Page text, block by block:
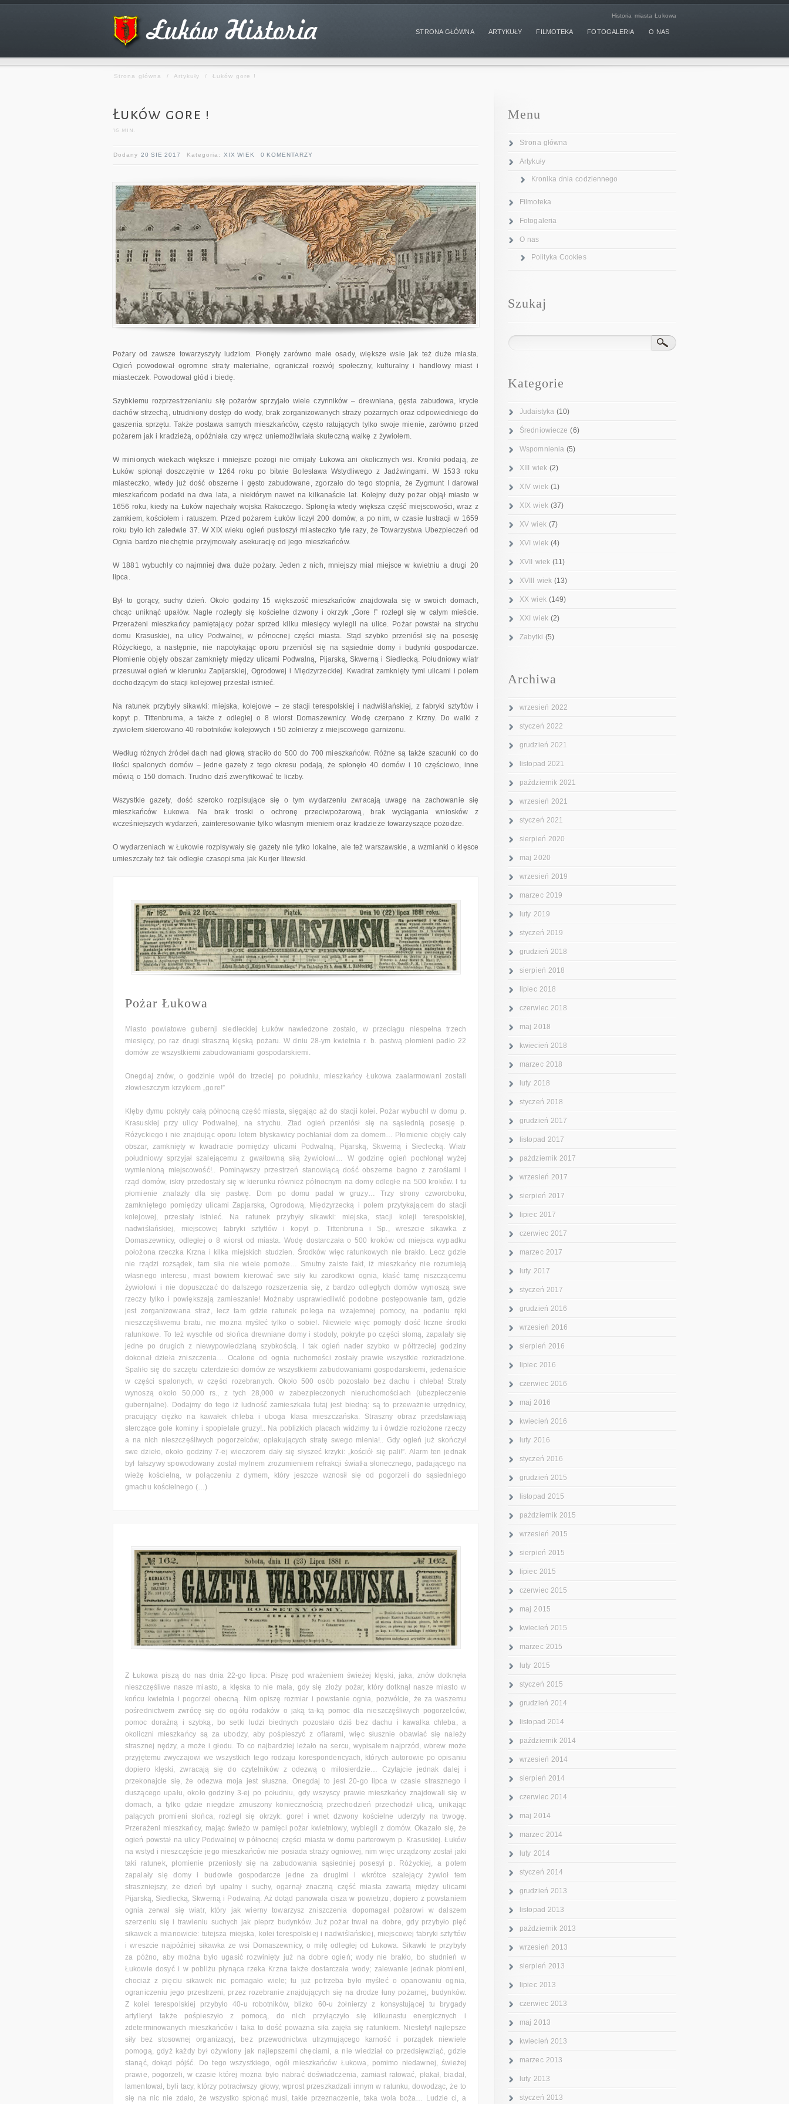
Historia miasta Łukowa
STRONA GŁÓWNA ARTYKUŁY FILMOTEKA FOTOGALERIA O NAS
Strona główna / Artykuły / Łuków gore !
Łuków gore !
16 min.
Dodany 20 SIE 2017 Kategoria: XIX WIEK 0 KOMENTARZY
Pożary od zawsze towarzyszyły ludziom. Płonęły zarówno małe osady, większe wsie jak też duże miasta.
Ogień powodował ogromne straty materialne, ograniczał rozwój społeczny, kulturalny i handlowy miast i
miasteczek. Powodował głód i biedę.
Szybkiemu rozprzestrzenianiu się pożarów sprzyjało wiele czynników – drewniana, gęsta zabudowa, krycie
dachów strzechą, utrudniony dostęp do wody, brak zorganizowanych straży pożarnych oraz odpowiedniego do
gaszenia sprzętu. Także postawa samych mieszkańców, często ratujących tylko swoje mienie, zarówno przed
pożarem jak i kradzieżą, opóźniała czy wręcz uniemożliwiała skuteczną walkę z żywiołem.
W minionych wiekach większe i mniejsze pożogi nie omijały Łukowa ani okolicznych wsi. Kroniki podają, że
Łuków spłonął doszczętnie w 1264 roku po bitwie Bolesława Wstydliwego z Jadźwingami. W 1533 roku
miasteczko, wtedy już dość obszerne i gęsto zabudowane, zgorzało do tego stopnia, że Zygmunt I darował
mieszkańcom podatki na dwa lata, a niektórym nawet na kilkanaście lat. Kolejny duży pożar objął miasto w
1656 roku, kiedy na Łuków najechały wojska Rakoczego. Spłonęła wtedy większa część miejscowości, wraz z
zamkiem, kościołem i ratuszem. Przed pożarem Łuków liczył 200 domów, a po nim, w czasie lustracji w 1659
roku było ich zaledwie 37. W XIX wieku ogień pustoszył miasteczko tyle razy, że Towarzystwa Ubezpieczeń od
Ognia bardzo niechętnie przyjmowały asekurację od jego mieszkańców.
W 1881 wybuchły co najmniej dwa duże pożary. Jeden z nich, mniejszy miał miejsce w kwietniu a drugi 20
lipca.
Był to gorący, suchy dzień. Około godziny 15 większość mieszkańców znajdowała się w swoich domach,
chcąc uniknąć upałów. Nagle rozległy się kościelne dzwony i okrzyk „Gore !” rozległ się w całym mieście.
Przerażeni mieszkańcy pamiętający pożar sprzed kilku miesięcy wylegli na ulice. Pożar powstał na strychu
domu Krasuskiej, na ulicy Podwalnej, w północnej części miasta. Stąd szybko przeniósł się na posesję
Różyckiego, a następnie, nie napotykając oporu przeniósł się na sąsiednie domy i budynki gospodarcze.
Płomienie objęły obszar zamknięty między ulicami Podwalną, Pijarską, Skwerną i Siedlecką. Południowy wiatr
przesuwał ogień w kierunku Zapijarskiej, Ogrodowej i Międzyrzeckiej. Kwadrat zamknięty tymi ulicami i polem
dochodzącym do stacji kolejowej przestał istnieć.
Na ratunek przybyły sikawki: miejska, kolejowe – ze stacji terespolskiej i nadwiślańskiej, z fabryki sztyftów i
kopyt p. Tittenbruma, a także z odległej o 8 wiorst Domaszewnicy. Wodę czerpano z Krzny. Do walki z
żywiołem skierowano 40 robotników kolejowych i 50 żołnierzy z miejscowego garnizonu.
Według różnych źródeł dach nad głową straciło do 500 do 700 mieszkańców. Różne są także szacunki co do
ilości spalonych domów – jedne gazety z tego okresu podają, że spłonęło 40 domów i 10 częściowo, inne
mówią o 150 domach. Trudno dziś zweryfikować te liczby.
Wszystkie gazety, dość szeroko rozpisujące się o tym wydarzeniu zwracają uwagę na zachowanie się
mieszkańców Łukowa. Na brak troski o ochronę przeciwpożarową, brak wyciągania wniosków z
wcześniejszych wydarzeń, zainteresowanie tylko własnym mieniem oraz kradzieże towarzyszące pożodze.
O wydarzeniach w Łukowie rozpisywały się gazety nie tylko lokalne, ale też warszawskie, a wzmianki o klęsce
umieszczały też tak odległe czasopisma jak Kurjer litewski.
Pożar Łukowa
Miasto powiatowe gubernji siedleckiej Łuków nawiedzone zostało, w przeciągu niespełna trzech
miesięcy, po raz drugi straszną klęską pożaru. W dniu 28-ym kwietnia r. b. pastwą płomieni padło 22
domów ze wszystkiemi zabudowaniami gospodarskiemi.
Onegdaj znów, o godzinie wpół do trzeciej po południu, mieszkańcy Łukowa zaalarmowani zostali
złowieszczym krzykiem „gore!”
Kłęby dymu pokryły całą północną część miasta, sięgając aż do stacji kolei. Pożar wybuchł w domu p.
Krasuskiej przy ulicy Podwalnej, na strychu. Ztad ogień przeniósł się na sąsiednią posesję p.
Różyckiego i nie znajdując oporu lotem błyskawicy pochłaniał dom za domem… Płomienie objęły cały
obszar, zamknięty w kwadracie pomiędzy ulicami Podwalną, Pijarską, Skwerną i Sieclecką. Wiatr
południowy sprzyjał szalejącemu z gwałtowną siłą żywiołowi… W godzinę ogień pochłonął wyżej
wymienioną miejscowość!.. Pominąwszy przestrzeń stanowiącą dość obszerne bagno z zaroślami i
rząd domów, iskry przedostały się w kierunku również północnym na domy odległe na 500 kroków. I tu
płomienie znalazły dla się pastwę. Dom po domu padał w gruzy… Trzy strony czworoboku,
zamkniętego pomiędzy ulicami Zapjarską, Ogrodową, Międzyrzecką i polem przytykającem do stacji
kolejowej, przestały istnieć. Na ratunek przybyły sikawki: miejska, stacji koleji terespolskiej,
nadwiślańskiej, miejscowej fabryki sztyftów i kopyt p. Tittenbruna i Sp., wreszcie sikawka z
Domaszewnicy, odległej o 8 wiorst od miasta. Wodę dostarczała o 500 kroków od miejsca wypadku
położona rzeczka Krzna i kilka miejskich studzien. Środków więc ratunkowych nie brakło. Lecz gdzie
nie rządzi rozsądek, tam siła nie wiele pomoże… Smutny zaiste fakt, iż mieszkańcy nie rozumieją
własnego interesu, miast bowiem kierować swe siły ku zarodkowi ognia, kłaść tamę niszczącemu
żywiołowi i nie dopuszczać do dalszego rozszerzenia się, z bardzo odległych domów wynoszą swe
rzeczy tylko i powiększają zamieszanie! Możnaby usprawiedliwić podobne postępowanie tam, gdzie
jest zorganizowana straż, lecz tam gdzie ratunek polega na wzajemnej pomocy, na podaniu ręki
nieszczęśliwemu bratu, nie można myśleć tylko o sobie!. Niewiele więc pomogły dość liczne środki
ratunkowe. To też wyschłe od słońca drewniane domy i stodoły, pokryte po części słomą, zapalały się
jedne po drugich z niewypowiedzianą szybkością. I tak ogień nader szybko w półtrzeciej godziny
dokonał dzieła zniszczenia… Ocalone od ognia ruchomości zostały prawie wszystkie rozkradzione.
Spaliło się do szczętu czterdzieści domów ze wszystkiemi zabudowaniami gospodarskiemi, jedenaście
w części spalonych, w części rozebranych. Około 500 osób pozostało bez dachu i chleba! Straty
wynoszą około 50,000 rs., z tych 28,000 w zabezpieczonych nieruchomościach (ubezpieczenie
gubernjalne). Dodajmy do tego iż ludność zamieszkała tutaj jest biedną: są to przeważnie urzędnicy,
pracujący ciężko na kawałek chleba i uboga klasa mieszczańska. Straszny obraz przedstawiają
sterczące gołe kominy i spopielałe gruzy!.. Na poblizkich placach widzimy tu i ówdzie rozłożone rzeczy
a na nich nieszczęśliwych pogorzelców, opłakujących stratę swego mienia!.. Gdy ogień już skończył
swe dzieło, około godziny 7-ej wieczorem dały się słyszeć krzyki: „kościół się pali!”. Alarm ten jednak
był fałszywy spowodowany został mylnem zrozumieniem refrakcji światła słonecznego, padającego na
wieżę kościelną, w połączeniu z dymem, który jeszcze wznosił się od pogorzeli do sąsiedniego
gmachu kościelnego (…)
Z Łukowa piszą do nas dnia 22-go lipca: Piszę pod wrażeniem świeżej klęski, jaka, znów dotknęła
nieszczęśliwe nasze miasto, a klęska to nie mała, gdy się złoży pożar, który dotknął nasze miasto w
końcu kwietnia i pogorzel obecną. Nim opiszę rozmiar i powstanie ognia, pozwólcie, że za waszemu
pośrednictwem zwrócę się do ogółu rodaków o jaką ta-ką pomoc dla nieszczęśliwych pogorzelców,
pomoc doraźną i szybką, bo setki ludzi biednych pozostało dziś bez dachu i kawałka chleba, a
okoliczni mieszkańcy są za ubodzy, aby pośpieszyć z ofiarami, więc słusznie obawiać się należy
strasznej nędzy, a może i głodu. To co najbardziej leżało na sercu, wypisałem najprzód, wbrew może
przyjętemu zwyczajowi we wszystkich tego rodzaju korespondencyach, których autorowie po opisaniu
dopiero klęski, zwracają się do czytelników z odezwą o miłosierdzie… Czytajcie jednak dalej i
przekonajcie się, że odezwa moja jest słuszna. Onegdaj to jest 20-go lipca w czasie strasznego i
duszącego upału, około godziny 3-ej po południu, gdy wszyscy prawie mieszkańcy znajdowali się w
domach, a tylko gdzie niegdzie zmuszony koniecznością przechodzień przechodził ulicą, unikając
palących promieni słońca, rozległ się okrzyk: gore! i wnet dzwony kościelne uderzyły na trwogę.
Przerażeni mieszkańcy, mając świeżo w pamięci pożar kwietniowy, wybiegli z domów. Okazało się, że
ogień powstał na ulicy Podwalnej w północnej części miasta w domu parterowym p. Krasuskiej. Łuków
na wstyd i nieszczęście jego mieszkańców nie posiada straży ogniowej, nim więc urządzony został jaki
taki ratunek, płomienie przeniosły się na zabudowania sąsiedniej posesyi p. Różyckiej, a potem
zapalały się domy i budowle gospodarcze jedne za drugimi i wkrótce szalejący żywioł tem
straszniejszy, że dzień był upalny i suchy, ogarnął znaczną część miasta zawartą między ulicami
Pijarską, Siedlecką, Skwerną i Podwalną. Aż dotąd panowała cisza w powietrzu, dopiero z powstaniem
ognia zerwał się wiatr, który jak wierny towarzysz zniszczenia dopomagał pożarowi w dalszem
szerzeniu się i trawieniu suchych jak pieprz budynków. Już pożar trwał na dobre, gdy przybyło pięć
sikawek a mianowicie: tutejsza miejska, kolei terespolskiej i nadwiślańskiej, miejscowej fabryki sztyftów
i wreszcie najpóźniej sikawka ze wsi Domaszewnicy, o milę odległej od Łukowa. Sikawki te przybyły
za późno, aby można było ugasić rozwinięty już na dobre ogień; wody nie brakło, bo studnień w
Łukowie dosyć i w pobliżu płynąca rzeka Krzna także dostarczała wody; zalewanie jednak płomieni,
chociaż z pięciu sikawek nic pomagało wiele; tu już potrzeba było myśleć o opanowaniu ognia,
ograniczeniu jego przestrzeni, przez rozebranie znajdujących się na drodze łuny pożarnej, budynków.
Z kolei terespolskiej przybyło 40-u robotników, blizko 60-u żołnierzy z konsystującej tu brygady
artylleryi także pośpieszyło z pomocą, do nich przyłączyło się kilkunastu energicznych i
zdeterminowanych mieszkańców i taka to dość poważna siła zajęła się ratunkiem. Niestety! najlepsze
siły bez stosownej organizacyj, bez przewodnictwa utrzymującego karność i porządek niewiele
pomogą, gdyż każdy był ożywiony jak najlepszemi chęciami, a nie wiedział co przedsięwziąć, gdzie
stanąć, dokąd pójść. Do tego wszystkiego, ogół mieszkańców Łukowa, pomimo niedawnej, świeżej
prawie, pogorzeli, w czasie której można było nabrać doświadczenia, zamiast ratować, płakał, biadał,
lamentował, byli tacy, którzy potraciwszy głowy, wprost przeszkadzali innym w ratunku, dowodząc, że to
się na nic nie zdało, że wszystko spłonąć musi, takie przeznaczenie, taka wola boża… Ludzie ci, a
Menu
Strona główna
Artykuły
Kronika dnia codziennego
Filmoteka
Fotogaleria
O nas
Polityka Cookies
Szukaj
Kategorie
Judaistyka (10)
Średniowiecze (6)
Wspomnienia (5)
XIII wiek(2)
XIV wiek(1)
XIX wiek(37)
XV wiek(7)
XVI wiek(4)
XVII wiek(11)
XVIII wiek (13)
XX wiek(149)
XXI wiek(2)
Zabytki (5)
Archiwa
wrzesień 2022
styczeń 2022
grudzień 2021
listopad 2021
październik 2021
wrzesień 2021
styczeń 2021
sierpień 2020
maj 2020
wrzesień 2019
marzec 2019
luty 2019
styczeń 2019
grudzień 2018
sierpień 2018
lipiec 2018
czerwiec 2018
maj 2018
kwiecień 2018
marzec 2018
luty 2018
styczeń 2018
grudzień 2017
listopad 2017
październik 2017
wrzesień 2017
sierpień 2017
lipiec 2017
czerwiec 2017
marzec 2017
luty 2017
styczeń 2017
grudzień 2016
wrzesień 2016
sierpień 2016
lipiec 2016
czerwiec 2016
maj 2016
kwiecień 2016
luty 2016
styczeń 2016
grudzień 2015
listopad 2015
październik 2015
wrzesień 2015
sierpień 2015
lipiec 2015
czerwiec 2015
maj 2015
kwiecień 2015
marzec 2015
luty 2015
styczeń 2015
grudzień 2014
listopad 2014
październik 2014
wrzesień 2014
sierpień 2014
czerwiec 2014
maj 2014
marzec 2014
luty 2014
styczeń 2014
grudzień 2013
listopad 2013
październik 2013
wrzesień 2013
sierpień 2013
lipiec 2013
czerwiec 2013
maj 2013
kwiecień 2013
marzec 2013
luty 2013
styczeń 2013